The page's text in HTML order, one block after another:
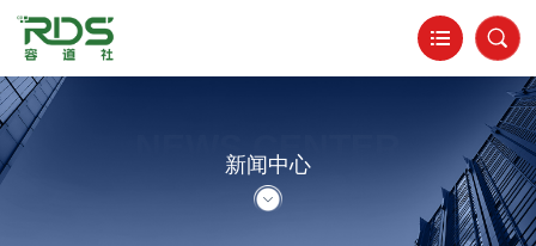
NEWS CENTER
新闻中心